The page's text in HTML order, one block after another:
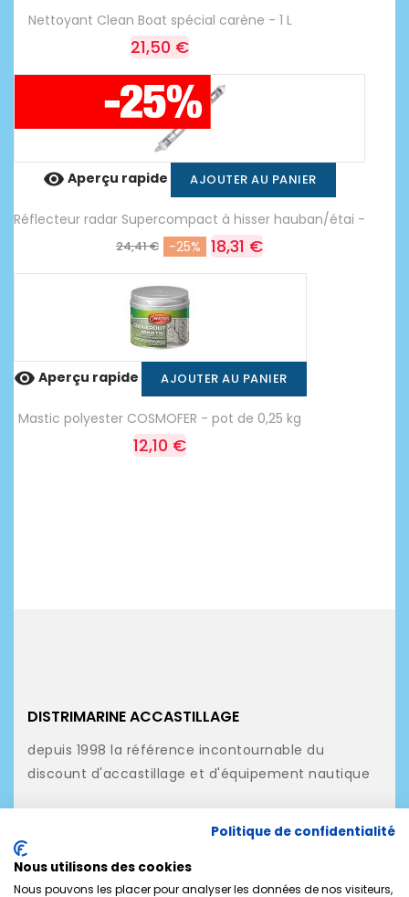
Nettoyant Clean Boat spécial carène - 1 L
21,50 €
 Aperçu rapide AJOUTER AU PANIER
Réflecteur radar Supercompact à hisser hauban/étai -
24,41 € -25% 18,31 €
 Aperçu rapide AJOUTER AU PANIER
Mastic polyester COSMOFER - pot de 0,25 kg
12,10 €
DISTRIMARINE ACCASTILLAGE
depuis 1998 la référence incontournable du
discount d'accastillage et d'équipement nautique
NOS PRODUITS
MON COMPTE
Politique de confidentialité
Nous utilisons des cookies
Nous pouvons les placer pour analyser les données de nos visiteurs,